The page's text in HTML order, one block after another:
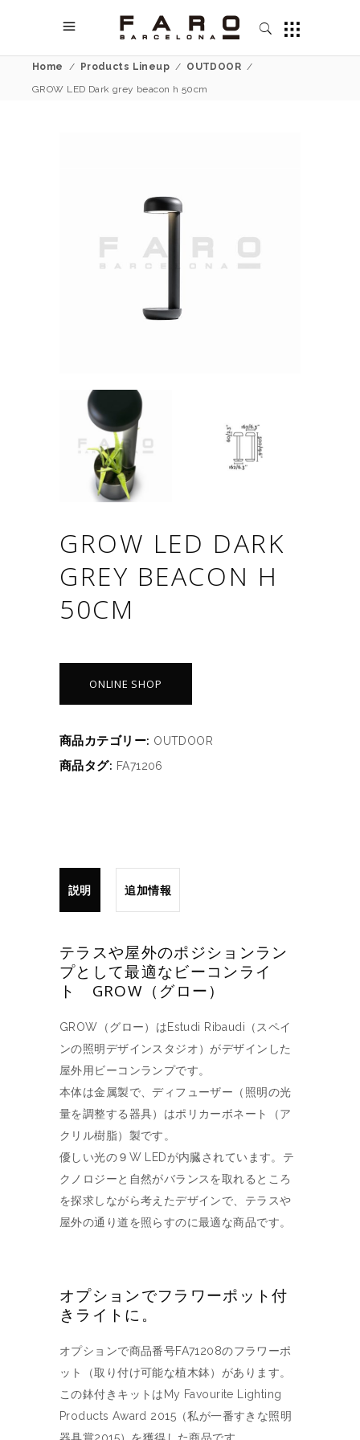
Home / Products Lineup / OUTDOOR /
GROW LED Dark grey beacon h 50cm
GROW LED DARK
GREY BEACON H
50CM
ONLINE SHOP
商品カテゴリー: OUTDOOR
商品タグ: FA71206
説明 追加情報
テラスや屋外のポジションラン
プとして最適なビーコンライ
ト GROW（グロー）
GROW（グロー）はEstudi Ribaudi（スペイ
ンの照明デザインスタジオ）がデザインした
屋外用ビーコンランプです。
本体は金属製で、ディフューザー（照明の光
量を調整する器具）はポリカーボネート（ア
クリル樹脂）製です。
優しい光の９W LEDが内臓されています。テ
クノロジーと自然がバランスを取れるところ
を探求しながら考えたデザインで、テラスや
屋外の通り道を照らすのに最適な商品です。
オプションでフラワーポット付
きライトに。
オプションで商品番号FA71208のフラワーポ
ット（取り付け可能な植木鉢）があります。
この鉢付きキットはMy Favourite Lighting
Products Award 2015（私が一番すきな照明